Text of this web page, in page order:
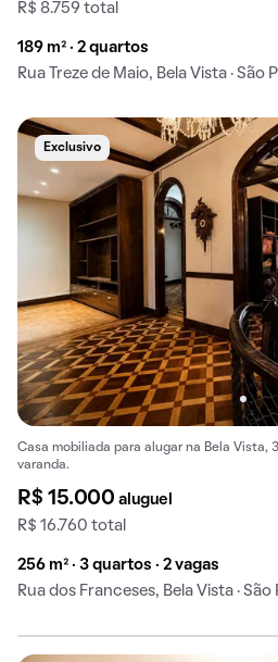
R$ 8.759 total
189 m² · 2 quartos
Rua Treze de Maio, Bela Vista · São
Exclusivo
Casa mobiliada para alugar na Bela Vista,
varanda.
R$ 15.000aluguel
R$ 16.760 total
256 m² · 3 quartos · 2 vagas
Rua dos Franceses, Bela Vista · São